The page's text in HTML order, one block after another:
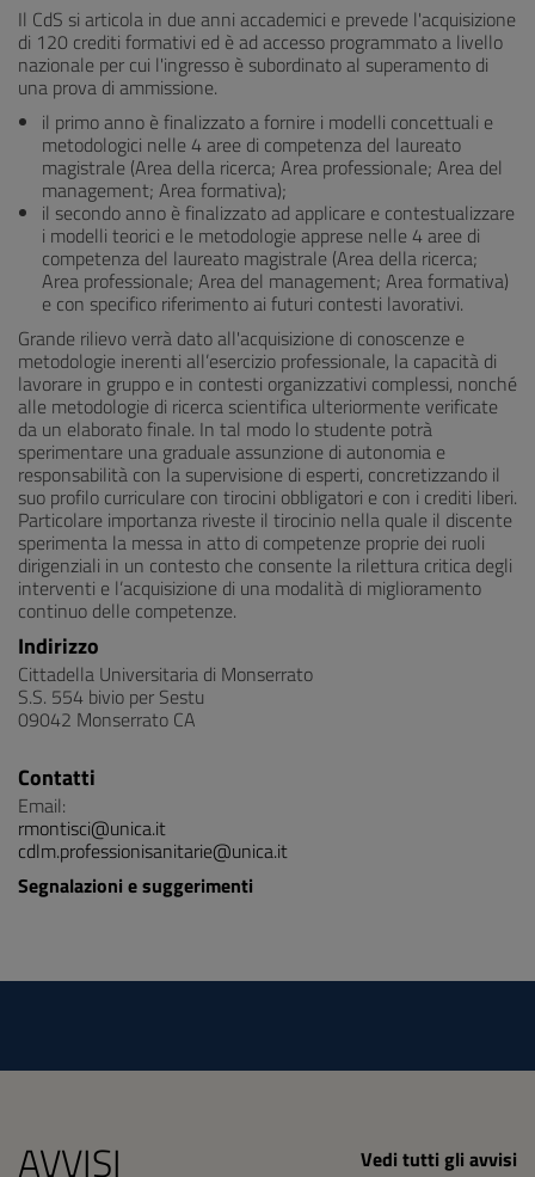
Il CdS si articola in due anni accademici e prevede l'acquisizione
di 120 crediti formativi ed è ad accesso programmato a livello
nazionale per cui l'ingresso è subordinato al superamento di
una prova di ammissione.
il primo anno è finalizzato a fornire i modelli concettuali e
metodologici nelle 4 aree di competenza del laureato
magistrale (Area della ricerca; Area professionale; Area del
management; Area formativa);
il secondo anno è finalizzato ad applicare e contestualizzare
i modelli teorici e le metodologie apprese nelle 4 aree di
competenza del laureato magistrale (Area della ricerca;
Area professionale; Area del management; Area formativa)
e con specifico riferimento ai futuri contesti lavorativi.
Grande rilievo verrà dato all'acquisizione di conoscenze e
metodologie inerenti all’esercizio professionale, la capacità di
lavorare in gruppo e in contesti organizzativi complessi, nonché
alle metodologie di ricerca scientifica ulteriormente verificate
da un elaborato finale. In tal modo lo studente potrà
sperimentare una graduale assunzione di autonomia e
responsabilità con la supervisione di esperti, concretizzando il
suo profilo curriculare con tirocini obbligatori e con i crediti liberi.
Particolare importanza riveste il tirocinio nella quale il discente
sperimenta la messa in atto di competenze proprie dei ruoli
dirigenziali in un contesto che consente la rilettura critica degli
interventi e l’acquisizione di una modalità di miglioramento
continuo delle competenze.
Indirizzo
Cittadella Universitaria di Monserrato
S.S. 554 bivio per Sestu
09042 Monserrato CA
Contatti
Email:
rmontisci@unica.it
cdlm.professionisanitarie@unica.it
Segnalazioni e suggerimenti
AVVISI Vedi tutti gli avvisi